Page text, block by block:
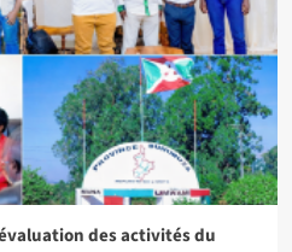
des activités du